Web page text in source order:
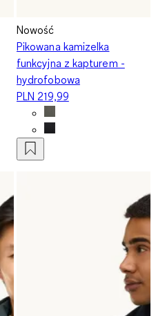
Nowość
Pikowana kamizelka
funkcyjna z kapturem -
hydrofobowa
PLN 219,99